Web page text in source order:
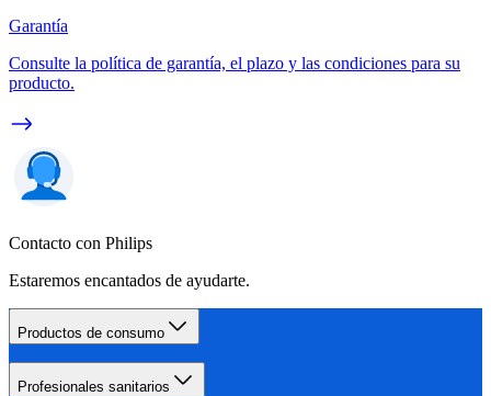
Garantía
Consulte la política de garantía, el plazo y las condiciones para su
producto.
Contacto con Philips
Estaremos encantados de ayudarte.
Productos de consumo
Profesionales sanitarios